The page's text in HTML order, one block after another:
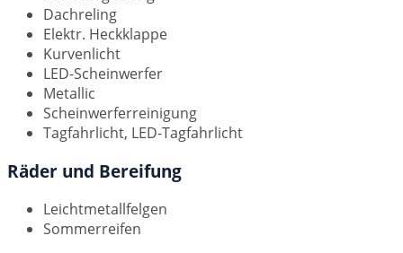
Dachreling
Elektr. Heckklappe
Kurvenlicht
LED-Scheinwerfer
Metallic
Scheinwerferreinigung
Tagfahrlicht, LED-Tagfahrlicht
Räder und Bereifung
Leichtmetallfelgen
Sommerreifen